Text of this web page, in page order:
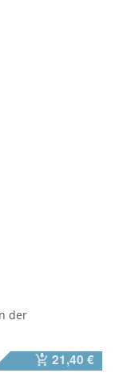
der
21,40 €